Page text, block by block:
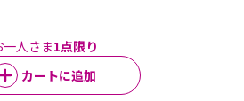
一人さま1点限り
カートに追加